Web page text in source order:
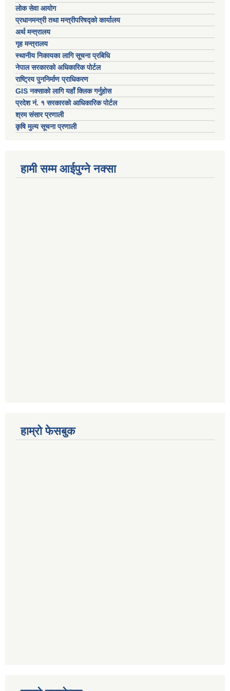
लोक सेवा आयोग
प्रधानमन्त्री तथा मन्त्रीपरिषद्को कार्यालय
अर्थ मन्त्रालय
गृह मन्त्रालय
स्थानीय निकायका लागि सूचना प्रबिधि
नेपाल सरकारको अधिकारिक पोर्टल
राष्ट्रिय पुननिर्माण प्राधिकरण
GIS नक्साको लागि यहाँ क्लिक गर्नुहोस
प्रदेश नं. १ सरकारको आधिकारिक पोर्टल
श्रम संसार प्रणाली
कृषि मुल्य सूचना प्रणाली
हामी सम्म आईपुग्ने नक्सा
हाम्रो फेसबुक